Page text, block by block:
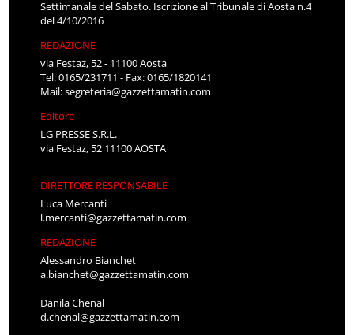
Settimanale del Sabato. Iscrizione al Tribunale di Aosta n.4
del 4/10/2016
REDAZIONE
via Festaz, 52 - 11100 Aosta
Tel: 0165/231711 - Fax: 0165/1820141
Mail:segreteria@gazzettamatin.com
Editore
LG PRESSE S.R.L.
via Festaz, 52 11100 AOSTA
DIRETTORE RESPONSABILE
Luca Mercanti
l.mercanti@gazzettamatin.com
REDAZIONE
Alessandro Bianchet
a.bianchet@gazzettamatin.com
Danila Chenal
d.chenal@gazzettamatin.com